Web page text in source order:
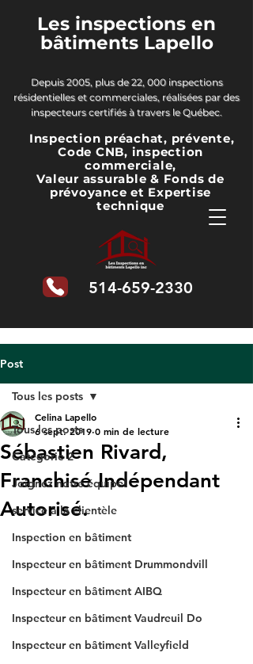
Les inspections en
bâtiments Lapello
Depuis 2005, plus de 22, 000 inspections
résidentielles et commerciales, réalisées par des
inspecteurs certifiés à travers le Québec.
Inspection préachat, prévente,
Code CNB, inspection
commerciale,
Valeur assurable & Fonds de
prévoyanceet Expertise
technique
514-659-2330
Post
Tous les posts
Catégorie 2
Joignez notre équipe!
service à la clientèle
Inspection en bâtiment
Inspecteur en bâtiment Drummondvill
Inspecteur en bâtiment AIBQ
Inspecteur en bâtiment Vaudreuil Do
Inspecteur en bâtiment Valleyfield
Tous les posts
Sébastien Rivard,
Franchisé Indépendant
Autorisé.
Celina Lapello
6 sept. 2019 0 min de lecture